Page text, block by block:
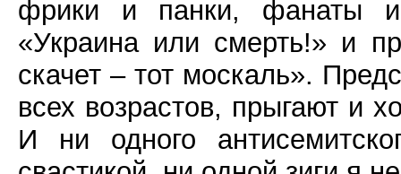
фрики и панки, фанаты и
«Украина или смерть!» и
скачет – тот москаль».
всех возрастов, прыгают и
И ни одного